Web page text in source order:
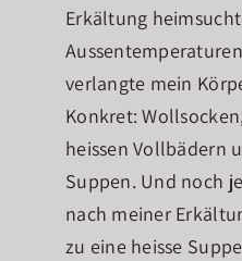
Erkältung
verlangte mein
Konkret:
heissen Vollbädern
Suppen. Und noch
nach meiner
zu eine heisse